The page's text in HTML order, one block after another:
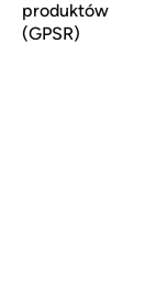
produktów
(GPSR)